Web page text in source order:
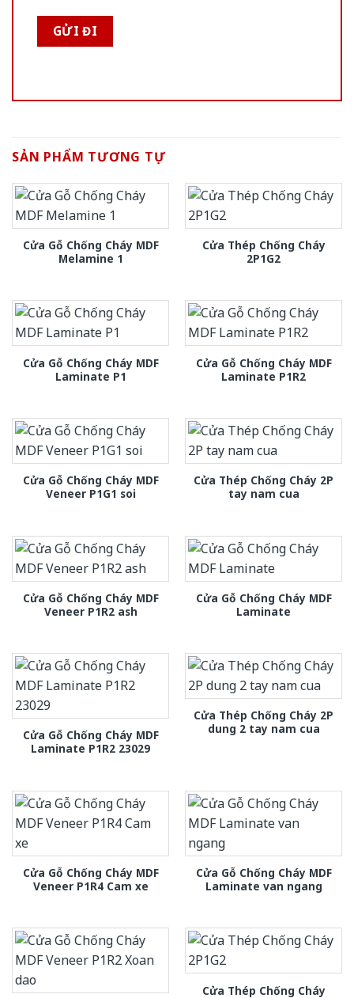
SẢN PHẨM TƯƠNG TỰ
Cửa Gỗ Chống Cháy MDF
Melamine 1
Cửa Thép Chống Cháy
2P1G2
Cửa Gỗ Chống Cháy MDF
Laminate P1
Cửa Gỗ Chống Cháy MDF
Laminate P1R2
Cửa Gỗ Chống Cháy MDF
Veneer P1G1 soi
Cửa Thép Chống Cháy 2P
tay nam cua
Cửa Gỗ Chống Cháy MDF
Veneer P1R2 ash
Cửa Gỗ Chống Cháy MDF
Laminate
Cửa Gỗ Chống Cháy MDF
Laminate P1R2 23029
Cửa Thép Chống Cháy 2P
dung 2 tay nam cua
Cửa Gỗ Chống Cháy MDF
Veneer P1R4 Cam xe
Cửa Gỗ Chống Cháy MDF
Laminate van ngang
Cửa Thép Chống Cháy